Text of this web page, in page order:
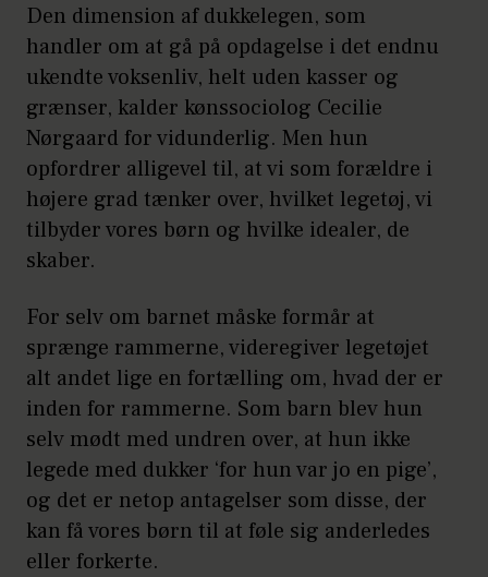
Den dimension af dukkelegen, som
handler om at gå på opdagelse i det endnu
ukendte voksenliv, helt uden kasser og
grænser, kalder kønssociolog Cecilie
Nørgaard for vidunderlig. Men hun
opfordrer alligevel til, at vi som forældre i
højere grad tænker over, hvilket legetøj, vi
tilbyder vores børn og hvilke idealer, de
skaber.
For selv om barnet måske formår at
sprænge rammerne, videregiver legetøjet
alt andet lige en fortælling om, hvad der er
inden for rammerne. Som barn blev hun
selv mødt med undren over, at hun ikke
legede med dukker ‘for hun var jo en pige’,
og det er netop antagelser som disse, der
kan få vores børn til at føle sig anderledes
eller forkerte.